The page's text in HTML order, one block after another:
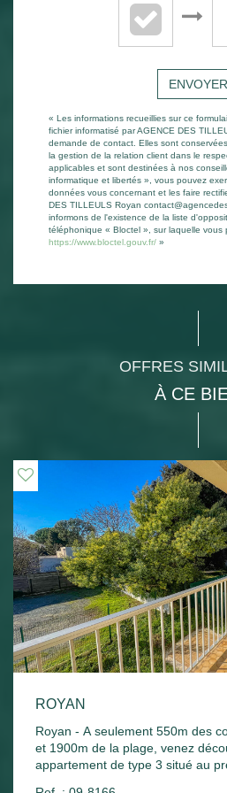
ENVOYER
« Les informations recueillies sur ce
fichier informatisé par AGENCE DES
demande de contact. Elles sont
la gestion de la relation client dans le
applicables et sont destinées à nos
informatique et libertés », vous pouvez
données vous concernant et les faire
DES TILLEULS Royan
informons de l'existence de la liste
téléphonique « Bloctel », sur laquelle vous
https://www.bloctel.gouv.fr/ »
OFFRES
À CE
ROYAN
Royan - A seulement 550m des
et 1900m de la plage, venez
appartement de type 3 situé au